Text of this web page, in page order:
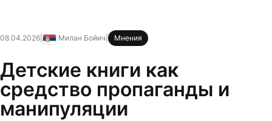
08.04.2026
Сербия
Милан Бойич Мнения
Детские книги как
средство пропаганды и
манипуляции